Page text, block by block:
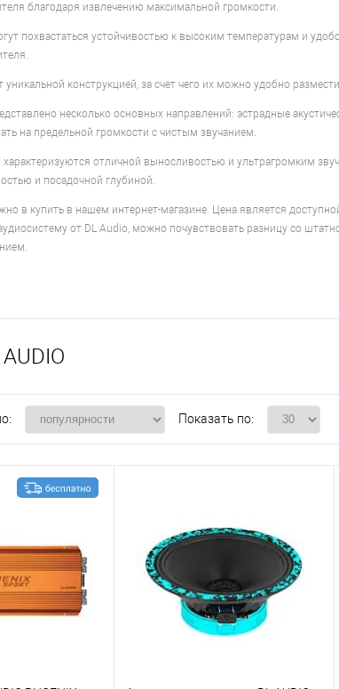
благодаря извлечению максимальной громкости.
похвастаться устойчивостью к высоким температурам и
конструкцией, за счет чего их можно удобно
несколько основных направлений: эстрадные
на предельной громкости с чистым звучанием.
отличной выносливостью и ультрагромким
и посадочной глубиной.
в купить в нашем интернет-магазине. Цена является
от DL Audio, можно почувствовать разницу со
Показать по: